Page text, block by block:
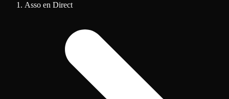
Asso en Direct